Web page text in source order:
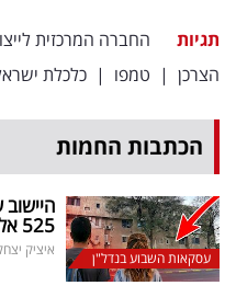
תגיות החברה המרכזית
הצרכן | טמפו | כלכלת
הכתבות החמות
עסקאות השבוע בנדל"ן
525 אלף שקל
איציק